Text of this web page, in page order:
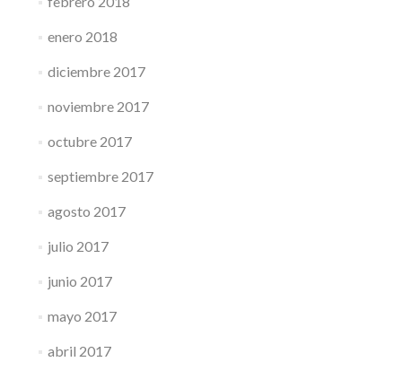
enero 2018
diciembre 2017
noviembre 2017
octubre 2017
septiembre 2017
agosto 2017
julio 2017
junio 2017
mayo 2017
abril 2017